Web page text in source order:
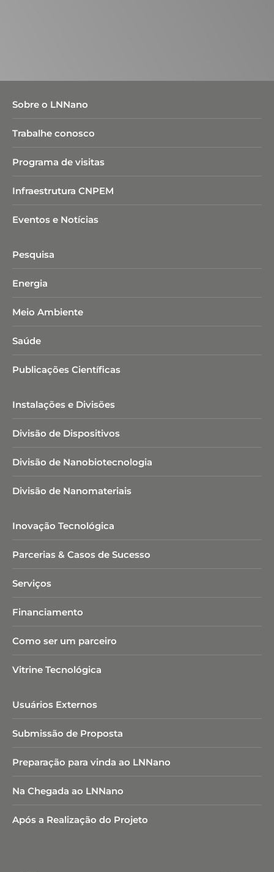
Sobre o LNNano
Trabalhe conosco
Programa de visitas
Infraestrutura CNPEM
Eventos e Notícias
Pesquisa
Energia
Meio Ambiente
Saúde
Publicações Científicas
Instalações e Divisões
Divisão de Dispositivos
Divisão de Nanobiotecnologia​
Divisão de Nanomateriais
Inovação Tecnológica
Parcerias & Casos de Sucesso
Serviços
Financiamento
Como ser um parceiro
Vitrine Tecnológica
Usuários Externos
Submissão de Proposta
Preparação para vinda ao LNNano
Na Chegada ao LNNano
Após a Realização do Projeto